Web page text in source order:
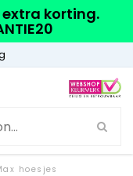
korting.
hoesjes